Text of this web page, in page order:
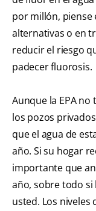
por millón, piense
alternativas o en
reducir el riesgo
padecer fluorosis.
Aunque la EPA
los pozos
que el agua de
año. Si su hogar
importante que
año, sobre todo si
usted. Los niveles